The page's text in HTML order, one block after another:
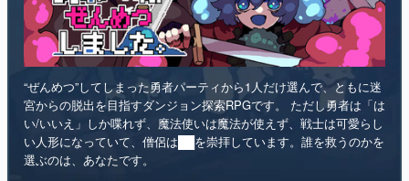
“ぜんめつ”してしまった勇者パーティから1人だけ選んで、ともに迷
宮からの脱出を目指すダンジョン探索RPGです。 ただし勇者は「は
い/いいえ」しか喋れず、魔法使いは魔法が使えず、戦士は可愛らし
い人形になっていて、僧侶は██を崇拝しています。誰を救うのかを
選ぶのは、あなたです。